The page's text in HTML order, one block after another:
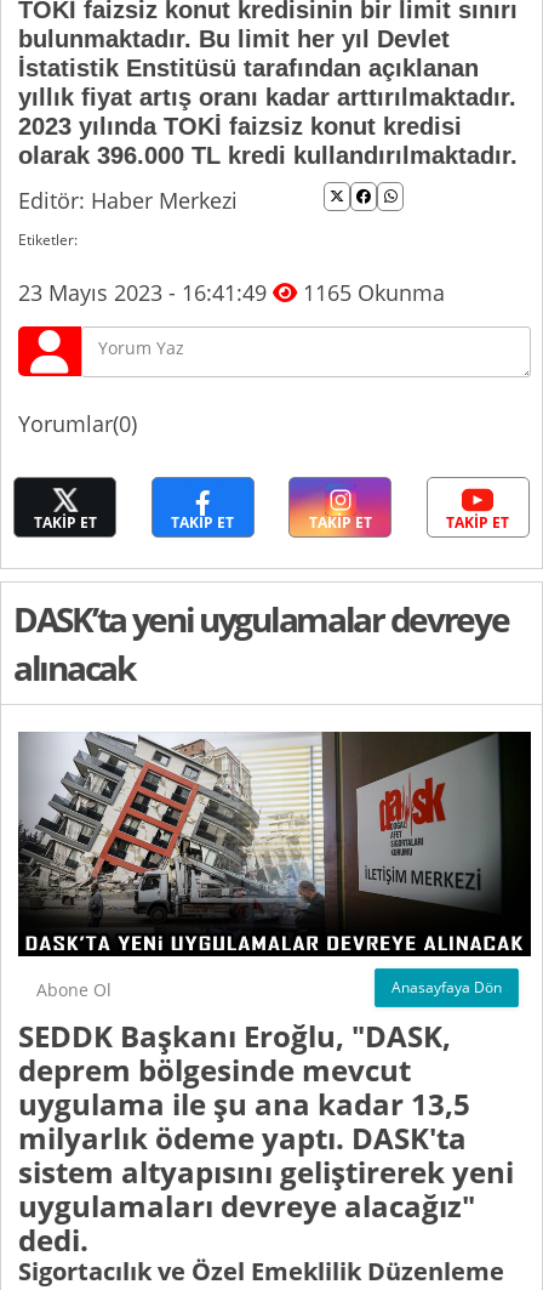
TOKİ faizsiz konut kredisinin bir limit sınırı
bulunmaktadır. Bu limit her yıl Devlet
İstatistik Enstitüsü tarafından açıklanan
yıllık fiyat artış oranı kadar arttırılmaktadır.
2023 yılında TOKİ faizsiz konut kredisi
olarak 396.000 TL kredi kullandırılmaktadır.
Editör: Haber Merkezi
Etiketler:
23 Mayıs 2023 - 16:41:49 1165 Okunma
Yorumlar(0)
TAKİP ET TAKİP ET TAKİP ET TAKİP ET
DASK’ta yeni uygulamalar devreye
alınacak
Abone Ol Anasayfaya Dön
SEDDK Başkanı Eroğlu, "DASK,
deprem bölgesinde mevcut
uygulama ile şu ana kadar 13,5
milyarlık ödeme yaptı. DASK'ta
sistem altyapısını geliştirerek yeni
uygulamaları devreye alacağız"
dedi.
Sigortacılık ve Özel Emeklilik Düzenleme